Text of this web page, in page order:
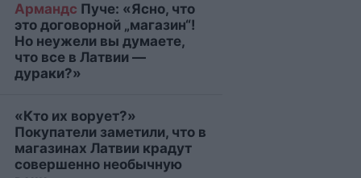
Армандс Пуче: «Ясно, что
это договорной „магазин“!
Но неужели вы думаете,
что все в Латвии —
дураки?»
«Кто их ворует?»
Покупатели заметили, что в
магазинах Латвии крадут
совершенно необычную